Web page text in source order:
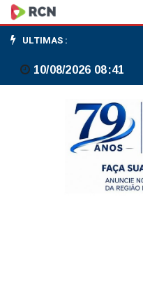
Bolívia
registra
23
bloqueios
marchas
antigoverno
ULTIMAS :
10/08/2026 08:41